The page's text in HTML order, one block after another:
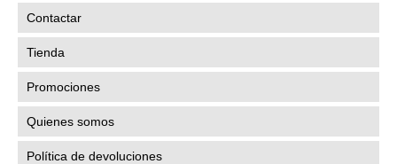
Contactar
Tienda
Promociones
Quienes somos
Política de devoluciones